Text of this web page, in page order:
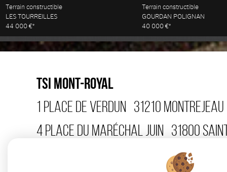
Terrain constructible
LES TOURREILLES
44 000 €*
Terrain constructible
GOURDAN POLIGNAN
40 000 €*
TSI MONT-ROYAL
1 PLACE DE VERDUN 31210 MONTREJEAU
4 PLACE DU MARÉCHAL JUIN 31800
LUCHON